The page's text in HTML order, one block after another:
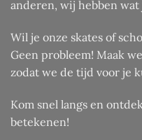
anderen, wij hebben
Wil je onze skates of
Geen probleem! Maak
zodat we de tijd voor je
Kom snel langs en
betekenen!